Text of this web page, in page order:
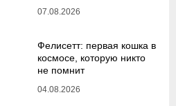
07.08.2026
Фелисетт: первая кошка в
космосе, которую никто
не помнит
04.08.2026